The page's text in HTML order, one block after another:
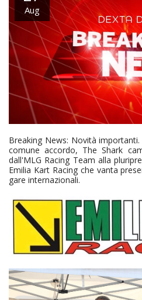
Aug
Breaking News: Novità
comune accordo, The Shark
dall'MLG Racing Team alla
Emilia Kart Racing che vanta
gare internazionali.